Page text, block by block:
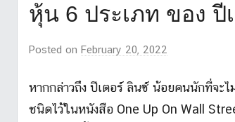
หุ้น 6 ประเภท ของ
Posted on February 20, 2022
m
r
หากกล่าวถึง ปีเตอร์ ลินซ์ น้อยคนนักที่จะ
ชนิดไว้ในหนังสือ One Up On Wall